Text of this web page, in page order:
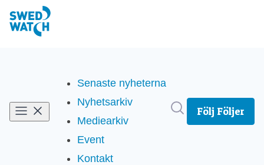
Senaste nyheterna
Nyhetsarkiv
Mediearkiv
Event
Kontakt
Sök i
Följ Följer